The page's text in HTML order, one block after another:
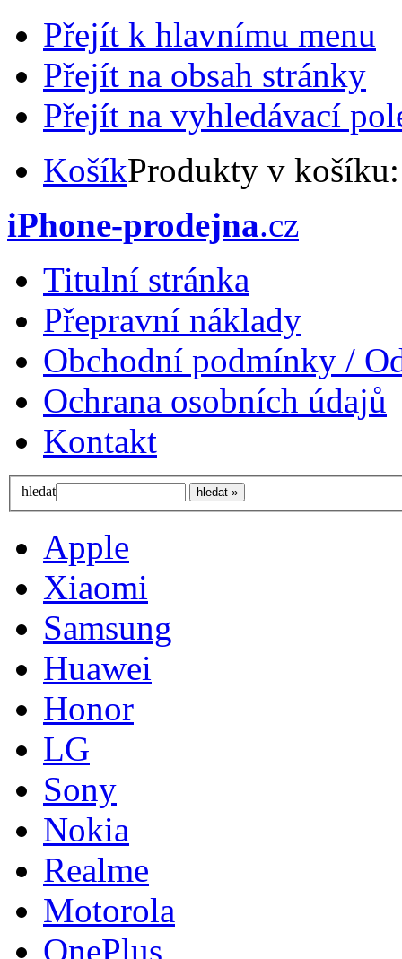
Přejít k hlavnímu menu
Přejít na obsah stránky
Přejít na vyhledávací
KošíkProdukty v
iPhone-prodejna.cz
Titulní stránka
Přepravní náklady
Obchodní podmínky /
Ochrana osobních údajů
Kontakt
hledat
Apple
Xiaomi
Samsung
Huawei
Honor
LG
Sony
Nokia
Realme
Motorola
OnePlus